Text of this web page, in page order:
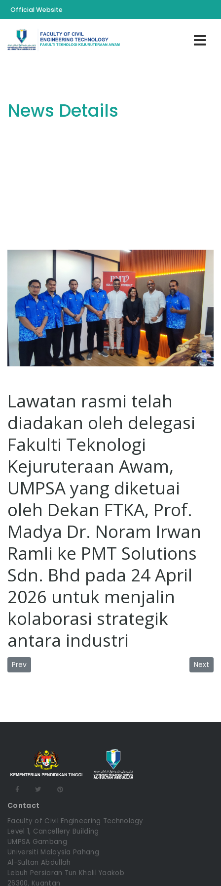
Official Website
News Details
Lawatan rasmi telah
diadakan oleh delegasi
Fakulti Teknologi
Kejuruteraan Awam,
UMPSA yang diketuai
oleh Dekan FTKA, Prof.
Madya Dr. Noram Irwan
Ramli ke PMT Solutions
Sdn. Bhd pada 24 April
2026 untuk menjalin
kolaborasi strategik
antara industri
Previous article: Lawatan Panel Penilai Luar, Prof. Ir. Dr.
Prev Next
Next
Contact
Faculty of Civil Engineering Technology
Level 1, Cancellery Building
UMPSA Gambang
Universiti Malaysia Pahang
Al-Sultan Abdullah
Lebuh Persiaran Tun Khalil Yaakob
26300, Kuantan